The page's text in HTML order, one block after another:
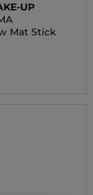
UP
Mat Stick